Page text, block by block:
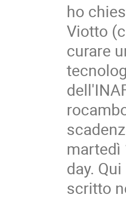
ho
Viotto
curare
martedì
day.
scritto